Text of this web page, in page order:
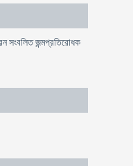
সংবলিত জন্মপ্রতিরোধক